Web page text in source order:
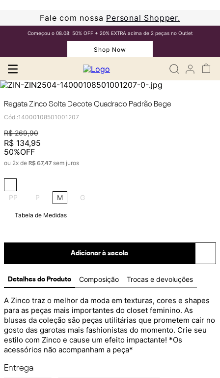
Fale com nossa Personal Shopper.
Começou o 08.08: 50% OFF + 20% EXTRA acima de 2 peças no Outlet
Shop Now
Regata Zinco Solta Decote Quadrado Padrão Bege
Cód.:14000108501001207
R$ 269,90
R$ 134,95
50%OFF
ou 2x de R$ 67,47 sem juros
PP P M G
Tabela de Medidas
Adicionar à sacola
Detalhes do Produto Composição Trocas e devoluções
A Zinco traz o melhor da moda em texturas, cores e shapes
para as peças mais importantes do closet feminino. As
blusas da coleção são peças utilitárias que prometem cair no
gosto das garotas mais fashionistas do momento. Crie seu
estilo com Zinco e cause um efeito impactante! *Os
acessórios não acompanham a peça*
Entrega